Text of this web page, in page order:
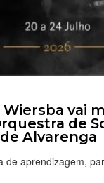
Wiersba vai
de
Alvarenga
de aprendizagem,